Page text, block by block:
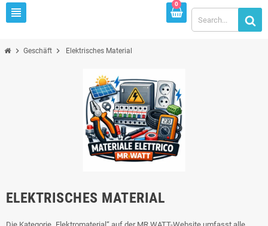
view_headline
0
chevron_right Geschäft chevron_right Elektrisches Material
ELEKTRISCHES MATERIAL